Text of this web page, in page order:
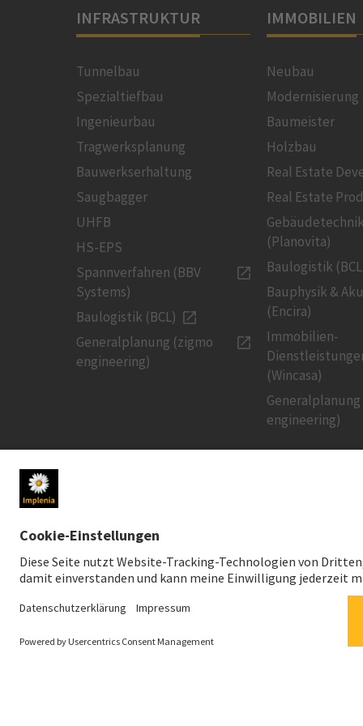
INFRASTRUKTUR
Tunnelbau
Spezialtiefbau
Ingenieurbau
Tragwerksplanung
Bauwerkserhaltung
Saugbagger
UHFB
HS-EPS
Spannverfahren (BBV
Systems)
Baulogistik (BCL)
Generalplanung (zigmo
engineering)
IMMOBILIEN
Neubau
Modernisierung
Baumeister
Holzbau
Real Estate
Real Estate
(Planovita)
Baulogistik
Bauphysik &
(Encira)
Immobilien-
(Wincasa)
engineering)
Newsroom
Medienkontakt
Social Media
Downloads für Medien
Nachhaltiges